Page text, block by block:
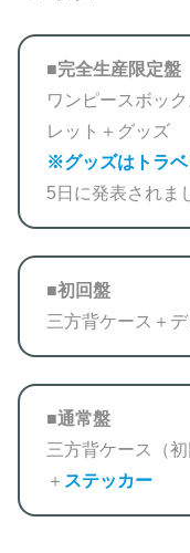
■完全生産限定盤
ワンピースボッ
レット＋グッズ
※グッズはトラ
5日に発表されま
■初回盤
三方背ケース＋
■通常盤
三方背ケース（
＋ ステッカー